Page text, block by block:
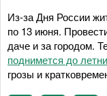
Из-за Дня России
по 13 июня.
даче и за городом.
поднимется до
грозы и